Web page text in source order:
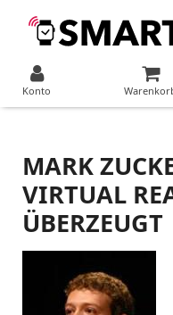
Konto
MARK
VIRTUAL
ÜBERZEUGT